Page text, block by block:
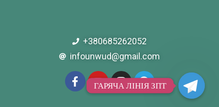
+380685262052
infounwud@gmail.com
ГАРЯЧА ЛІНІЯ ЗПТ
ГАРЯЧА ЛІНІЯ ЗПТ